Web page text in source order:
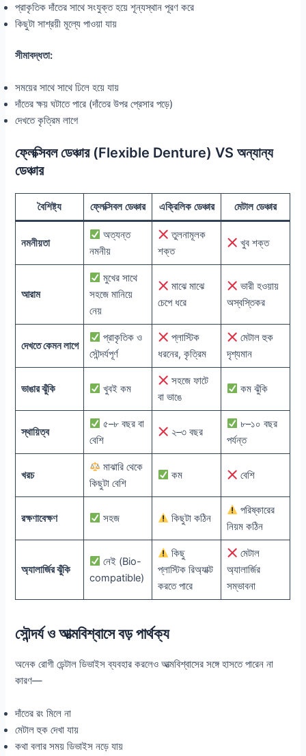
প্রাকৃতিক দাঁতের সাথে সংযুক্ত হয়ে শূন্যস্থান পূরণ করে
কিছুটা সাশ্রয়ী মূল্যে পাওয়া যায়
সীমাবদ্ধতা:
সময়ের সাথে সাথে ঢিলে হয়ে যায়
দাঁতের ক্ষয় ঘটাতে পারে (দাঁতের উপর প্রেসার পড়ে)
দেখতে কৃত্রিম লাগে
ফ্লেক্সিবল ডেঞ্চার (Flexible Denture) VS অন্যান্য
ডেঞ্চার
বৈশিষ্ট্য ফ্লেক্সিবল ডেঞ্চার এক্রিলিক ডেঞ্চার মেটাল ডেঞ্চার
নমনীয়তা
অত্যন্ত
নমনীয়
তুলনামূলক
শক্ত
খুব শক্ত
আরাম
মুখের সাথে
সহজে মানিয়ে
নেয়
মাঝে মাঝে
চেপে ধরে
ভারী হওয়ায়
অস্বস্তিকর
দেখতে কেমন লাগে
প্রাকৃতিক ও
সৌন্দর্যপূর্ণ
প্লাস্টিক
ধরনের, কৃত্রিম
মেটাল হুক
দৃশ্যমান
ভাঙার ঝুঁকি খুবই কম
সহজে ফাটে
বা ভাঙে
কম ঝুঁকি
স্থায়িত্ব
৫–৮ বছর বা
বেশি
২–৩ বছর
৮–১০ বছর
পর্যন্ত
খরচ
মাঝারি থেকে
কিছুটা বেশি
কম বেশি
রক্ষণাবেক্ষণ সহজ কিছুটা কঠিন
পরিষ্কারের
নিয়ম কঠিন
অ্যালার্জির ঝুঁকি
নেই (Bio-
compatible)
কিছু
প্লাস্টিক রিঅ্যাক্ট
করতে পারে
মেটাল
অ্যালার্জির
সম্ভাবনা
সৌন্দর্য ও আত্মবিশ্বাসে বড় পার্থক্য
অনেক রোগী ডেন্টাল ডিভাইস ব্যবহার করলেও আত্মবিশ্বাসের সঙ্গে হাসতে পারেন না
কারণ—
দাঁতের রং মিলে না
মেটাল হুক দেখা যায়
কথা বলার সময় ডিভাইস নড়ে যায়